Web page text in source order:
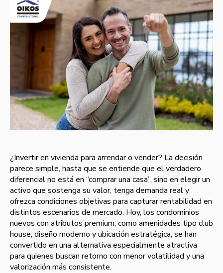
¿Invertir en vivienda para arrendar o vender? La decisión
parece simple, hasta que se entiende que el verdadero
diferencial no está en “comprar una casa”, sino en elegir un
activo que sostenga su valor, tenga demanda real y
ofrezca condiciones objetivas para capturar rentabilidad en
distintos escenarios de mercado. Hoy, los condominios
nuevos con atributos premium, como amenidades tipo club
house, diseño moderno y ubicación estratégica, se han
convertido en una alternativa especialmente atractiva
para quienes buscan retorno con menor volatilidad y una
valorización más consistente.